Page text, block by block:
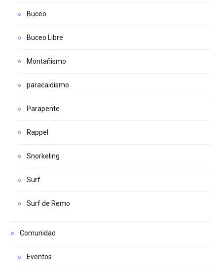
Buceo
Buceo Libre
Montañismo
paracaidismo
Parapente
Rappel
Snorkeling
Surf
Surf de Remo
Comunidad
Eventos